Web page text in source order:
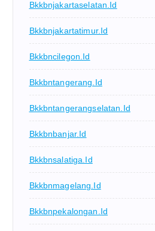
Bkkbnjakartaselatan.id
Bkkbnjakartatimur.id
Bkkbncilegon.id
Bkkbntangerang.id
Bkkbntangerangselatan.id
Bkkbnbanjar.id
Bkkbnsalatiga.id
Bkkbnmagelang.id
Bkkbnpekalongan.id